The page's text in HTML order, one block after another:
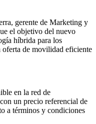
gerente de Marketing y
el objetivo del nuevo
híbrida para los
oferta de movilidad eficiente
en la red de
un precio referencial de
a términos y condiciones